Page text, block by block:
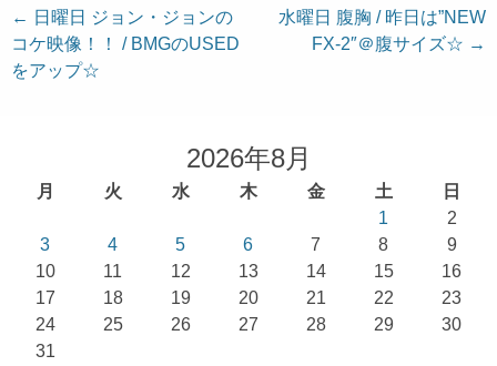
投
稿
ナ
← 日曜日 ジョン・ジョンの
コケ映像！！ / BMGのUSED
をアップ☆
水曜日 腹胸 / 昨日は”NEW
FX-2″＠腹サイズ☆ →
2026年8月
月 火 水 木 金 土
日
1
2
3
4 5 6 7 8
9
10
11 12 13 14 15
16
17
18 19 20 21 22
23
24
25 26 27 28 29
30
31